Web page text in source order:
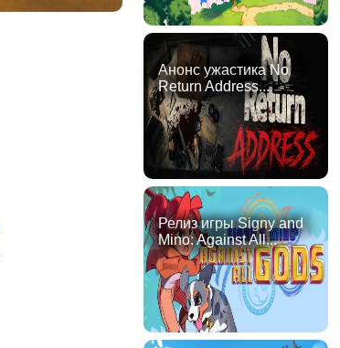
Анонс ужастика No
Return Address...
Релиз игры Signy and
Mino: Against All...